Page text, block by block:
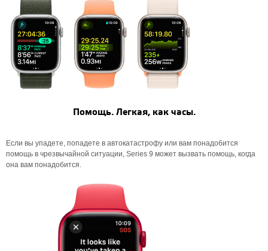
Помощь. Легкая, как часы.
Если вы упадете, попадете в автокатастрофу или вам понадобится
помощь в чрезвычайной ситуации, Series 9 может вызвать помощь, когда
она вам понадобится.